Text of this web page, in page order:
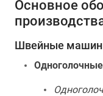
Основное
Швейные